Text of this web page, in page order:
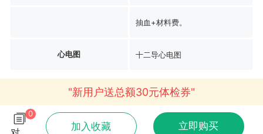
抽血+材料费。
心电图 十二导心电图
"新用户送总额30元体检券"
0
加入收藏 立即购买